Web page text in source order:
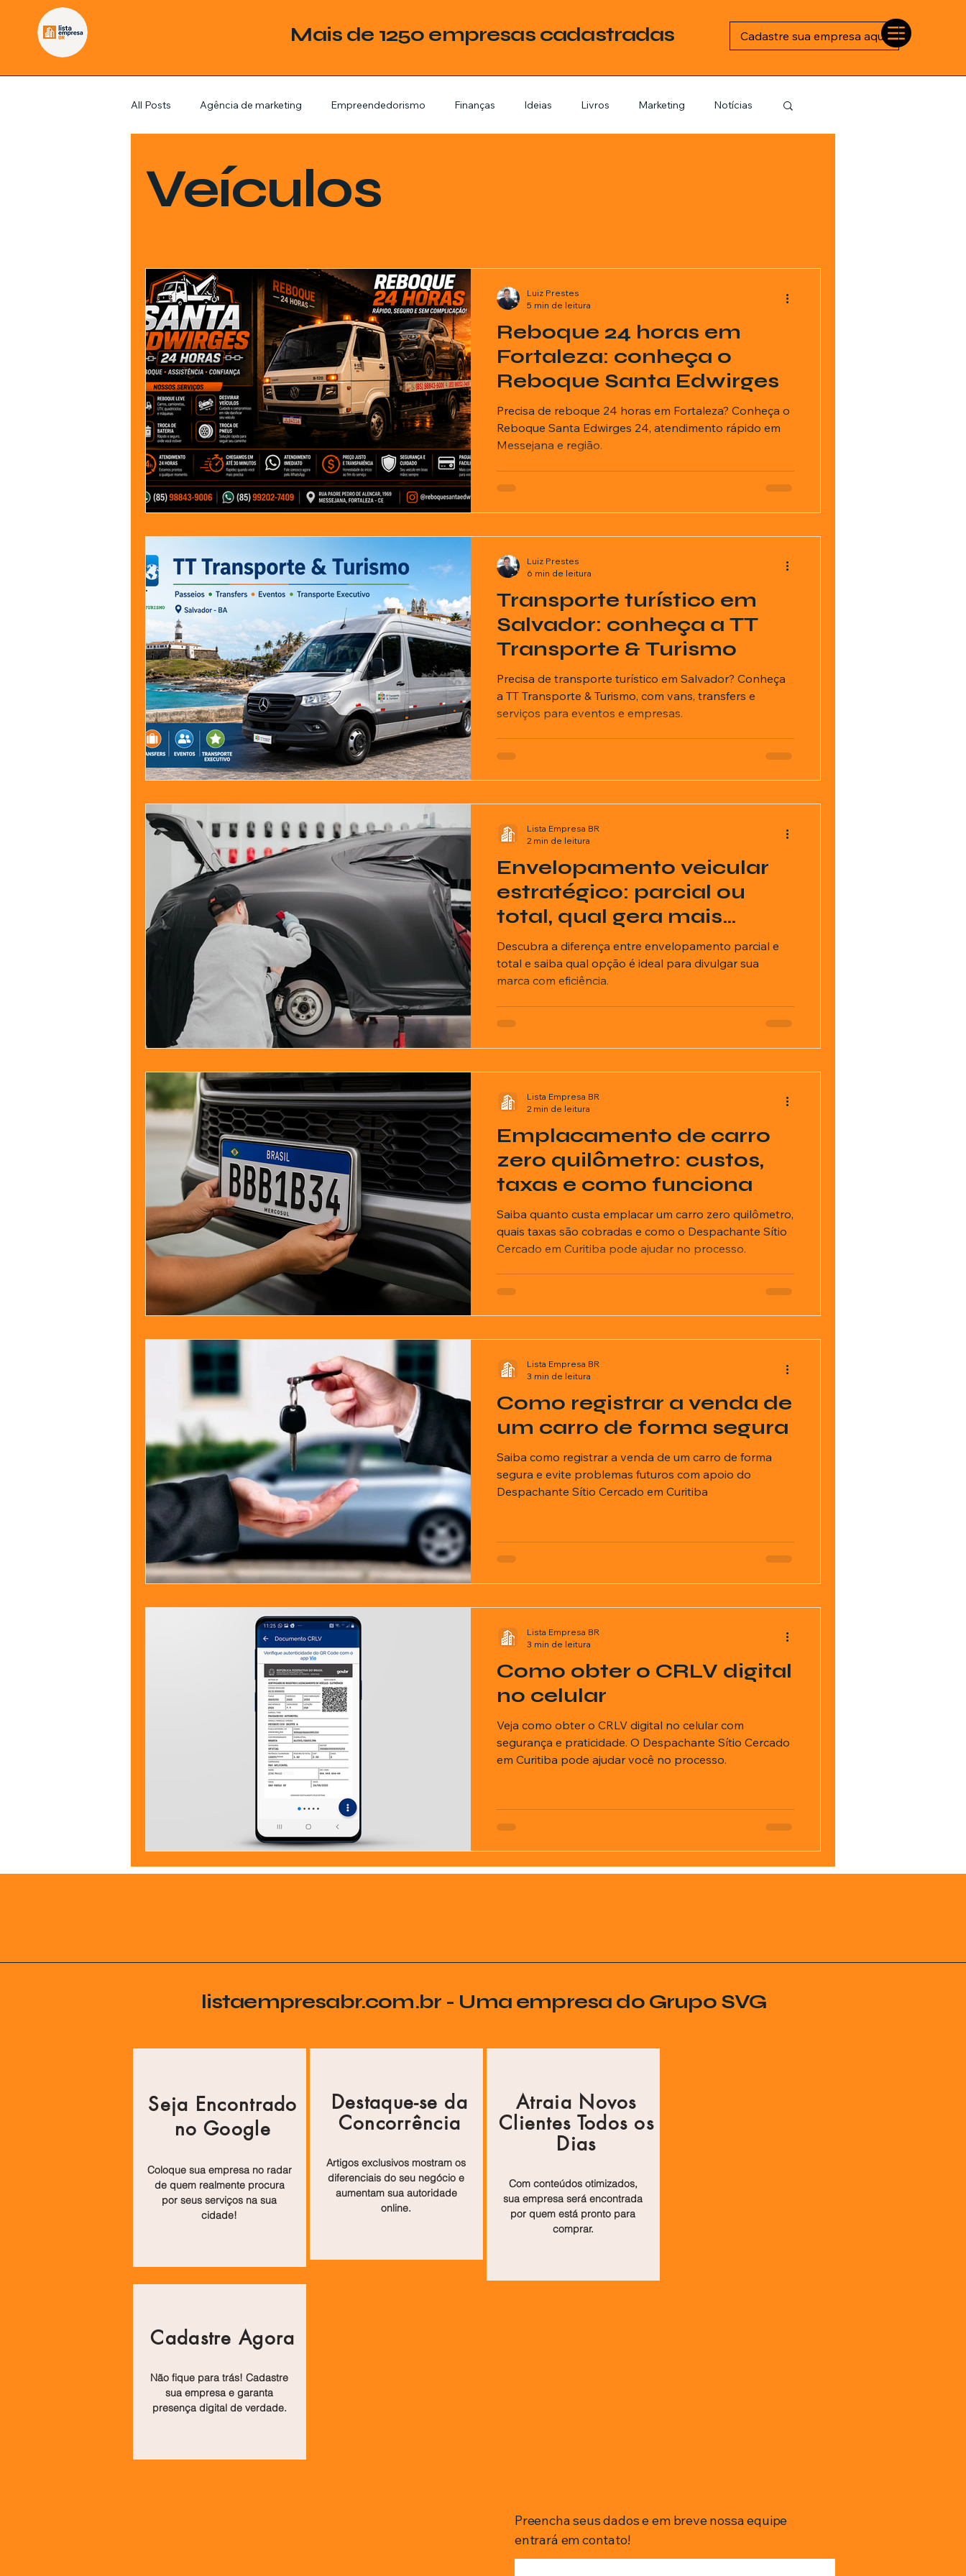
Mais de 1250 empresas cadastradas Cadastre sua empresa aqui
All Posts Agência de marketing Empreendedorismo Finanças Ideias Livros Marketing Notícias
Estratégias de marketing Filmes e séries Noticias em alta
Jardinagem Clínica Nutricionista
Veículos
Reboque 24 horas em
Fortaleza: conheça o
Reboque Santa Edwirges
Precisa de reboque 24 horas em Fortaleza? Conheça o
Reboque Santa Edwirges 24, atendimento rápido em
Messejana e região.
Luiz Prestes
5 min de leitura
Transporte turístico em
Salvador: conheça a TT
Transporte & Turismo
Precisa de transporte turístico em Salvador? Conheça
a TT Transporte & Turismo, com vans, transfers e
serviços para eventos e empresas.
Luiz Prestes
6 min de leitura
Envelopamento veicular
estratégico: parcial ou
total, qual gera mais
resultado?
Descubra a diferença entre envelopamento parcial e
total e saiba qual opção é ideal para divulgar sua
marca com eficiência.
Lista Empresa BR
2 min de leitura
Emplacamento de carro
zero quilômetro: custos,
taxas e como funciona
Saiba quanto custa emplacar um carro zero quilômetro,
quais taxas são cobradas e como o Despachante Sítio
Cercado em Curitiba pode ajudar no processo.
Lista Empresa BR
2 min de leitura
Como registrar a venda de
um carro de forma segura
Saiba como registrar a venda de um carro de forma
segura e evite problemas futuros com apoio do
Despachante Sítio Cercado em Curitiba
Lista Empresa BR
3 min de leitura
Como obter o CRLV digital
no celular
Veja como obter o CRLV digital no celular com
segurança e praticidade. O Despachante Sítio Cercado
em Curitiba pode ajudar você no processo.
Lista Empresa BR
3 min de leitura
listaempresabr.com.br - Uma empresa do Grupo SVG
Seja Encontrado
no Google
Coloque sua empresa no radar
de quem realmente procura
por seus serviços na sua
cidade!
Destaque-se da
Concorrência
Artigos exclusivos mostram os
diferenciais do seu negócio e
aumentam sua autoridade
online.
Atraia Novos
Clientes Todos os
Dias
Com conteúdos otimizados,
sua empresa será encontrada
por quem está pronto para
comprar.
Cadastre Agora
Não fique para trás! Cadastre
sua empresa e garanta
presença digital de verdade.
Preencha seus dados e em breve nossa equipe
entrará em contato!